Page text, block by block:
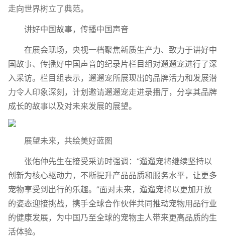
走向世界树立了典范。
讲好中国故事，传播中国声音
在展会现场，央视一档聚焦新质生产力、致力于讲好中
国故事、传播好中国声音的纪录片栏目组对遛遛宠进行了深
入采访。栏目组表示，遛遛宠所展现出的品牌活力和发展潜
力令人印象深刻，计划邀请遛遛宠走进录播厅，分享其品牌
成长的故事以及对未来发展的展望。
展望未来，共绘美好蓝图
张佑仲先生在接受采访时强调：“遛遛宠将继续坚持以
创新为核心驱动力，不断提升产品品质和服务水平，让更多
宠物享受到出行的乐趣。”面对未来，遛遛宠将以更加开放
的姿态迎接挑战，携手全球合作伙伴共同推动宠物用品行业
的健康发展，为中国乃至全球的宠物主人带来更高品质的生
活体验。